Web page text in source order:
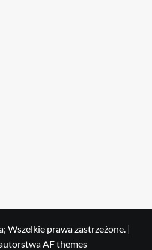
Wszelkie prawa zastrzeżone. |
AF themes